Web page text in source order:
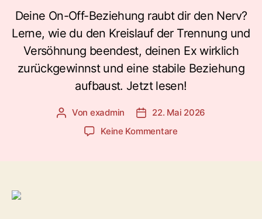
Deine On-Off-Beziehung raubt dir den Nerv?
Lerne, wie du den Kreislauf der Trennung und
Versöhnung beendest, deinen Ex wirklich
zurückgewinnst und eine stabile Beziehung
aufbaust. Jetzt lesen!
Beitragsautor
Von exadmin Veröffentlichungsdatum
22. Mai 2026
Keine Kommentarezu